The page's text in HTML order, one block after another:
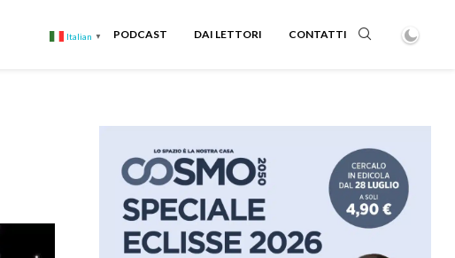
Italian ▼ PODCAST DAI LETTORI CONTATTI